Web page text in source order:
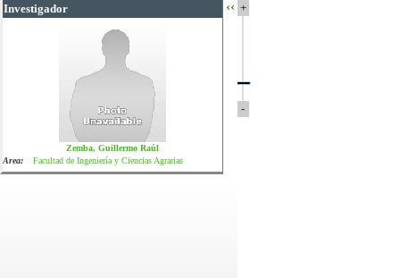
+
-
Investigador
Zemba, Guillermo Raúl
Area:
Facultad de Ingeniería y Ciencias Agrarias
‹‹